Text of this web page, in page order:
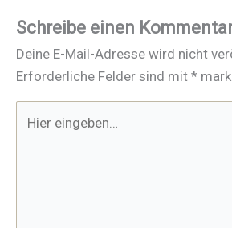
Schreibe einen
Deine E-Mail-Adresse wird nicht
Erforderliche Felder sind mit *
eingeben…